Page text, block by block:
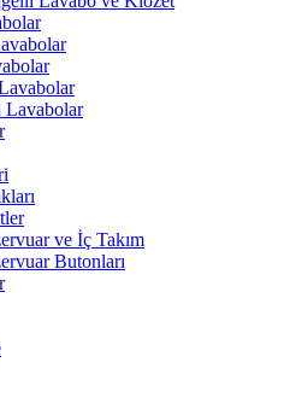
Lavabolar
ve İç Takım
Butonları